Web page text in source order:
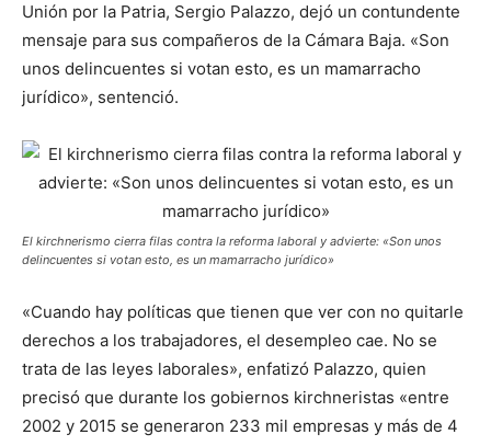
Unión por la Patria, Sergio Palazzo, dejó un contundente
mensaje para sus compañeros de la Cámara Baja. «Son
unos delincuentes si votan esto, es un mamarracho
jurídico», sentenció.
El kirchnerismo cierra filas contra la reforma laboral y advierte: «Son unos
delincuentes si votan esto, es un mamarracho jurídico»
«Cuando hay políticas que tienen que ver con no quitarle
derechos a los trabajadores, el desempleo cae. No se
trata de las leyes laborales», enfatizó Palazzo, quien
precisó que durante los gobiernos kirchneristas «entre
2002 y 2015 se generaron 233 mil empresas y más de 4